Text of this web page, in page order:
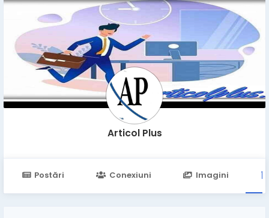
Articol Plus
Postări Conexiuni Imagini